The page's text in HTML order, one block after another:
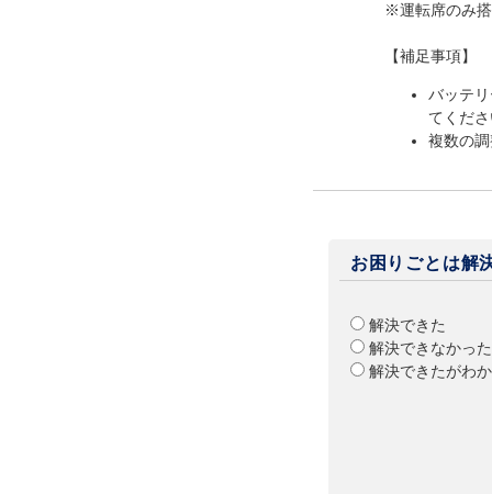
※運転席のみ
【補足事項】
バッテ
てくだ
複数の
お困りごとは解
解決できた
解決できなかった
解決できたがわ